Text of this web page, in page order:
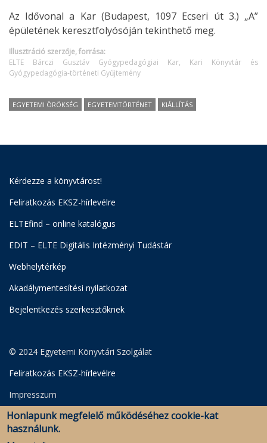
Az Idővonal a Kar (Budapest, 1097 Ecseri út 3.) „A”
épületének keresztfolyósóján tekinthető meg.
Illusztráció szerzője, forrása:
ELTE Bárczi Gusztáv Gyógypedagógiai Kar, Kari Könyvtár és
Gyógypedagógia-történeti Gyűjtemény
EGYETEMI ÖRÖKSÉG EGYETEMTÖRTÉNET KIÁLLÍTÁS
Kérdezze a könyvtárost!
Feliratkozás EKSZ-hírlevélre
ELTEfind – online katalógus
EDIT – ELTE Digitális Intézményi Tudástár
Webhelytérkép
Akadálymentesítési nyilatkozat
Bejelentkezés szerkesztőknek
© 2024 Egyetemi Könyvtári Szolgálat
Feliratkozás EKSZ-hírlevélre
Impresszum
Adatkezelési Szabályzat
Honlapunk megfelelő működéséhez cookie-kat
használunk.